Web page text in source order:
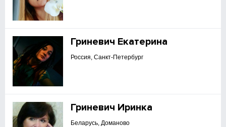
Гриневич Екатерина
Россия, Санкт-Петербург
Гриневич Иринка
Беларусь, Доманово